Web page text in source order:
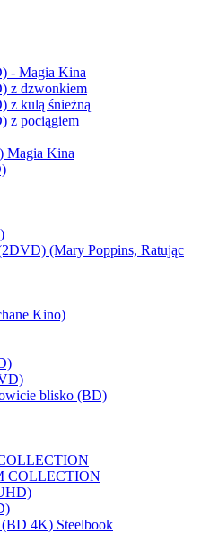
- Magia Kina
z dzwonkiem
z kulą śnieżną
z pociągiem
Magia Kina
(Mary Poppins, Ratując
Kino)
blisko (BD)
COLLECTION
(BD 4K) Steelbook